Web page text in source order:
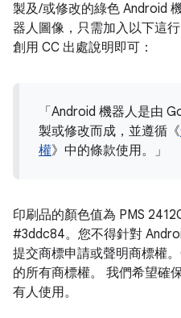
製及/或修改的綠色 Android
器人圖像，只需加入以下這行
創用 CC 出處說明即可：
「Android 機器人是由
製或修改而成，並遵循《
權》中的條款使用。」
印刷品的顏色值為 PMS
#3ddc84。您不得針對
提交商標申請或聲明商標權
的所有商標權。 我們希望確
有人使用。